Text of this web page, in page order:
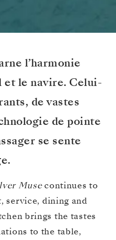
l’harmonie
et le navire. Celui-
de vastes
de pointe
se sente
Musecontinues to
service, dining and
brings the tastes
to the table,